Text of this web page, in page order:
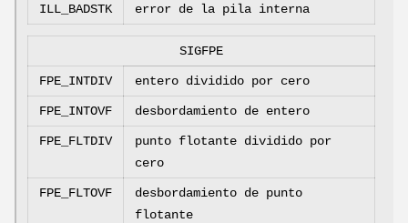
ILL_BADSTK error de la pila interna
SIGFPE
FPE_INTDIV entero dividido por cero
FPE_INTOVF desbordamiento de entero
FPE_FLTDIV
punto flotante dividido por
cero
FPE_FLTOVF
desbordamiento de punto
flotante